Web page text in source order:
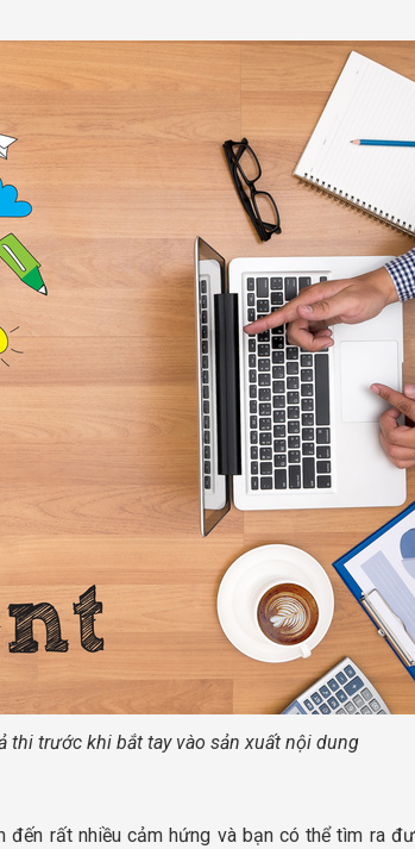
thi trước khi bắt tay vào sản xuất nội dung
rất nhiều cảm hứng và bạn có thể tìm ra